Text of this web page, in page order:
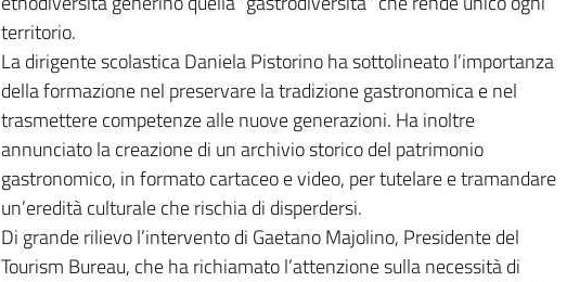
territorio.
La dirigente scolastica Daniela Pistorino ha sottolineato l’importanza
della formazione nel preservare la tradizione gastronomica e nel
trasmettere competenze alle nuove generazioni. Ha inoltre
annunciato la creazione di un archivio storico del patrimonio
gastronomico, in formato cartaceo e video, per tutelare e tramandare
un’eredità culturale che rischia di disperdersi.
Di grande rilievo l’intervento di Gaetano Majolino, Presidente del
Tourism Bureau, che ha richiamato l’attenzione sulla necessità di